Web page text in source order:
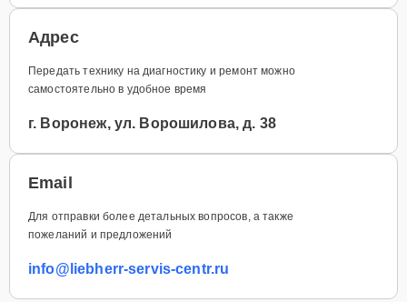
Адрес
Передать технику на диагностику и ремонт можно
самостоятельно в удобное время
г. Воронеж, ул. Ворошилова, д. 38
Email
Для отправки более детальных вопросов, а также
пожеланий и предложений
info@liebherr-servis-centr.ru